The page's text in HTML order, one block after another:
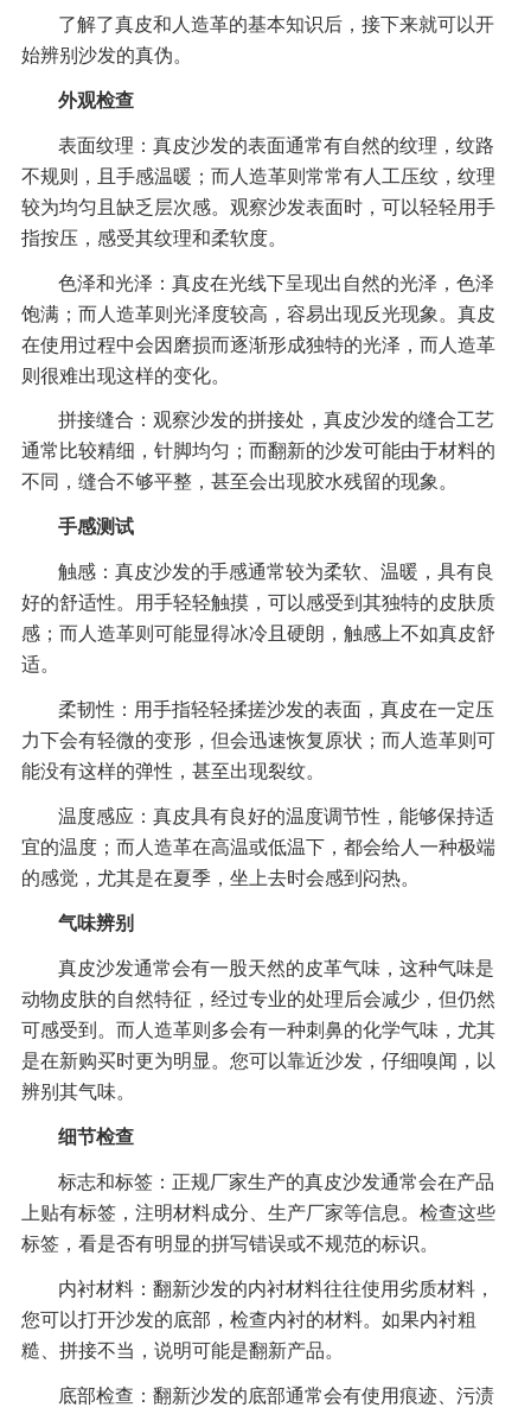
了解了真皮和人造革的基本知识后，接下来就可以开
始辨别沙发的真伪。
外观检查
表面纹理：真皮沙发的表面通常有自然的纹理，纹路
不规则，且手感温暖；而人造革则常常有人工压纹，纹理
较为均匀且缺乏层次感。观察沙发表面时，可以轻轻用手
指按压，感受其纹理和柔软度。
色泽和光泽：真皮在光线下呈现出自然的光泽，色泽
饱满；而人造革则光泽度较高，容易出现反光现象。真皮
在使用过程中会因磨损而逐渐形成独特的光泽，而人造革
则很难出现这样的变化。
拼接缝合：观察沙发的拼接处，真皮沙发的缝合工艺
通常比较精细，针脚均匀；而翻新的沙发可能由于材料的
不同，缝合不够平整，甚至会出现胶水残留的现象。
手感测试
触感：真皮沙发的手感通常较为柔软、温暖，具有良
好的舒适性。用手轻轻触摸，可以感受到其独特的皮肤质
感；而人造革则可能显得冰冷且硬朗，触感上不如真皮舒
适。
柔韧性：用手指轻轻揉搓沙发的表面，真皮在一定压
力下会有轻微的变形，但会迅速恢复原状；而人造革则可
能没有这样的弹性，甚至出现裂纹。
温度感应：真皮具有良好的温度调节性，能够保持适
宜的温度；而人造革在高温或低温下，都会给人一种极端
的感觉，尤其是在夏季，坐上去时会感到闷热。
气味辨别
真皮沙发通常会有一股天然的皮革气味，这种气味是
动物皮肤的自然特征，经过专业的处理后会减少，但仍然
可感受到。而人造革则多会有一种刺鼻的化学气味，尤其
是在新购买时更为明显。您可以靠近沙发，仔细嗅闻，以
辨别其气味。
细节检查
标志和标签：正规厂家生产的真皮沙发通常会在产品
上贴有标签，注明材料成分、生产厂家等信息。检查这些
标签，看是否有明显的拼写错误或不规范的标识。
内衬材料：翻新沙发的内衬材料往往使用劣质材料，
您可以打开沙发的底部，检查内衬的材料。如果内衬粗
糙、拼接不当，说明可能是翻新产品。
底部检查：翻新沙发的底部通常会有使用痕迹、污渍